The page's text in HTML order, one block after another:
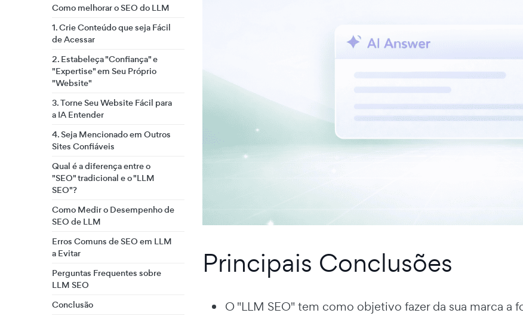
Como melhorar o SEO do LLM
1. Crie Conteúdo que seja Fácil
de Acessar
2. Estabeleça "Confiança" e
"Expertise" em Seu Próprio
"Website"
3. Torne Seu Website Fácil para
a IA Entender
4. Seja Mencionado em Outros
Sites Confiáveis
Qual é a diferença entre o
"SEO" tradicional e o "LLM
SEO"?
Como Medir o Desempenho de
SEO de LLM
Erros Comuns de SEO em LLM
a Evitar
Perguntas Frequentes sobre
LLM SEO
Conclusão
Principais Conclusões
O "LLM SEO" tem como objetivo fazer da sua marca a